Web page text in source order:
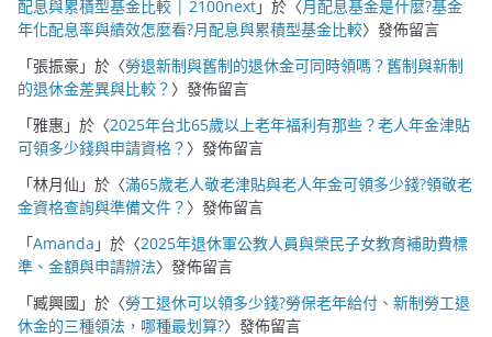
配息與累積型基金比較 | 2100next」於〈月配息基金是什麼?基金
年化配息率與績效怎麼看?月配息與累積型基金比較〉發佈留言
「張振豪」於〈勞退新制與舊制的退休金可同時領嗎？舊制與新制
的退休金差異與比較？ 〉發佈留言
「雅惠 」於〈2025年台北65歲以上老年福利有那些？老人年金津貼
可領多少錢與申請資格？ 〉發佈留言
「林月仙 」於〈滿65歲老人敬老津貼與老人年金可領多少錢?領敬老
金資格查詢與準備文件？ 〉發佈留言
「Amanda 」於〈2025年退休軍公教人員與榮民子女教育補助費標
準、金額與申請辦法〉發佈留言
「臧興國 」於〈勞工退休可以領多少錢?勞保老年給付、新制勞工退
休金的三種領法，哪種最划算?〉發佈留言